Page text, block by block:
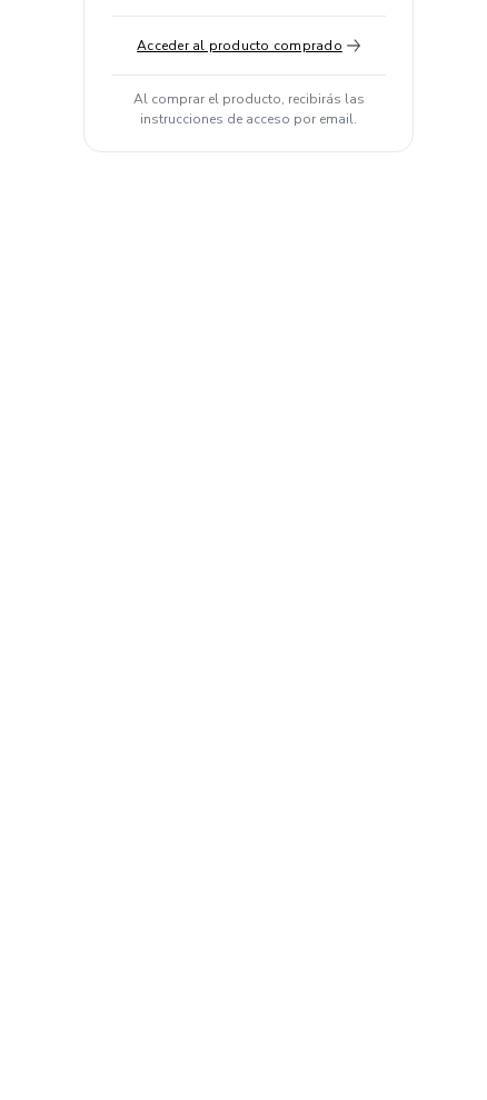
Acceder al producto comprado
Al comprar el producto, recibirás las
instrucciones de acceso por email.